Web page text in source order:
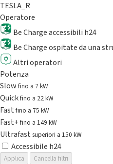
TESLA_R
Operatore
Be Charge accessibili h24
Be Charge ospitate da una
Altri operatori
Potenza
Slowfino a 7 kW
Quickfino a 22 kW
Fastfino a 75 kW
Fast+fino a 149 kW
Ultrafast superiori a 150 kW
Accessibile h24
Applica
Cancella filtri